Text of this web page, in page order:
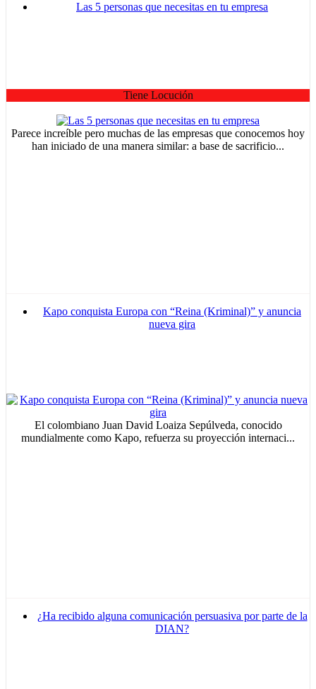
Las 5 personas que necesitas en tu empresa
Tiene Locución
Parece increíble pero muchas de las empresas que conocemos hoy
han iniciado de una manera similar: a base de sacrificio...
Kapo conquista Europa con “Reina (Kriminal)” y anuncia
nueva gira
El colombiano Juan David Loaiza Sepúlveda, conocido
mundialmente como Kapo, refuerza su proyección internaci...
¿Ha recibido alguna comunicación persuasiva por parte de la
DIAN?